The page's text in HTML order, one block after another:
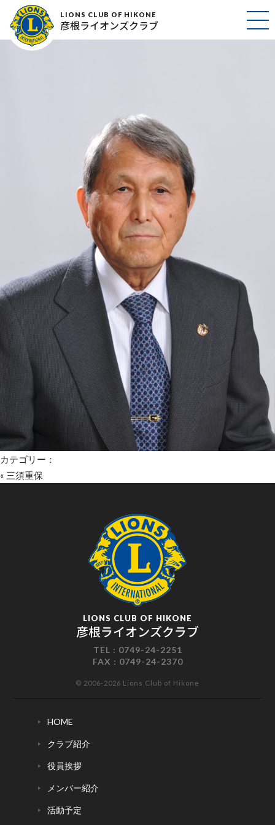
LIONS CLUB OF HIKONE
彦根ライオンズクラブ
三須重保
2017年2月24日
カテゴリー：
« 三須重保
LIONS CLUB OF HIKONE
彦根ライオンズクラブ
TEL : 0749-24-2251
FAX : 0749-24-2370
© 2006-2026 Lions Club of Hikone
HOME
クラブ紹介
役員挨拶
メンバー紹介
活動予定